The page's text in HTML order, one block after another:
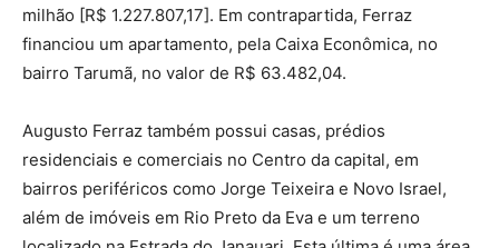
milhão [R$ 1.227.807,17]. Em contrapartida, Ferraz
financiou um apartamento, pela Caixa Econômica, no
bairro Tarumã, no valor de R$ 63.482,04.
Augusto Ferraz também possui casas, prédios
residenciais e comerciais no Centro da capital, em
bairros periféricos como Jorge Teixeira e Novo Israel,
além de imóveis em Rio Preto da Eva e um terreno